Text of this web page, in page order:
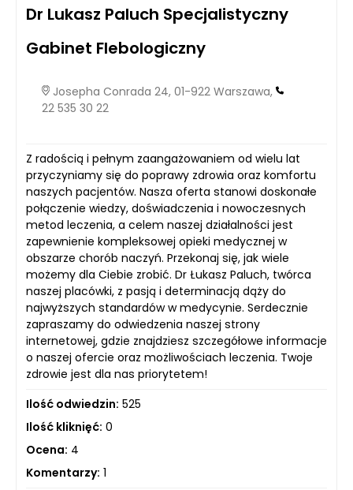
Dr Lukasz Paluch Specjalistyczny
Gabinet Flebologiczny
Josepha Conrada 24, 01-922 Warszawa,
22 535 30 22
Z radością i pełnym zaangażowaniem od wielu lat
przyczyniamy się do poprawy zdrowia oraz komfortu
naszych pacjentów. Nasza oferta stanowi doskonałe
połączenie wiedzy, doświadczenia i nowoczesnych
metod leczenia, a celem naszej działalności jest
zapewnienie kompleksowej opieki medycznej w
obszarze chorób naczyń. Przekonaj się, jak wiele
możemy dla Ciebie zrobić. Dr Łukasz Paluch, twórca
naszej placówki, z pasją i determinacją dąży do
najwyższych standardów w medycynie. Serdecznie
zapraszamy do odwiedzenia naszej strony
internetowej, gdzie znajdziesz szczegółowe informacje
o naszej ofercie oraz możliwościach leczenia. Twoje
zdrowie jest dla nas priorytetem!
Ilość odwiedzin: 525
Ilość kliknięć: 0
Ocena: 4
Komentarzy: 1